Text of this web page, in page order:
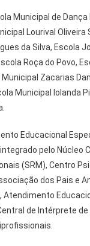
Municipal de
Lourival Oliveira
da Silva, Escola
Roça do Povo,
Zacarias
Municipal Iolanda
Educacional
pelo Núcleo
(SRM), Centro
dos Pais e
Atendimento
de Intérprete